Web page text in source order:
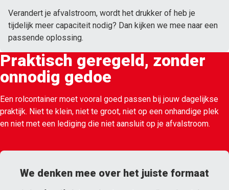
Verandert je afvalstroom, wordt het drukker of heb je
tijdelijk meer capaciteit nodig? Dan kijken we mee naar een
passende oplossing.
Praktisch geregeld, zonder
onnodig gedoe
Een rolcontainer moet vooral goed passen bij jouw dagelijkse
praktijk. Niet te klein, niet te groot, niet op een onhandige plek
en niet met een lediging die niet aansluit op je afvalstroom.
We denken mee over het juiste formaat